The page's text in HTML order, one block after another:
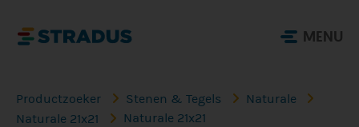
MENU
Productzoeker Stenen & Tegels
Naturale
Naturale 21x21
Naturale 21x21